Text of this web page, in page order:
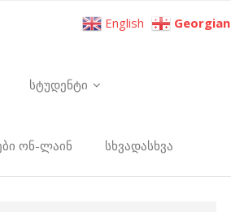
სტუდენტი
ონ-ლაინ სხვადასხვა
English Georgian